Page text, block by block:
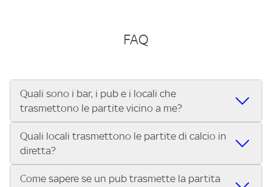
FAQ
Quali sono i bar, i pub e i locali che
trasmettono le partite vicino a me?
Se cerchi un bar, pub, ristorante o locale vicino a te per
vedere le partite di Serie A ENILIVE, la Serie C Sky Wifi, la
UEFA Champions League, la UEFA Europa League, la UEFA
Conference League, il Tennis, la Formula 1®, la MotoGP™ e
Quali locali trasmettono le partite di calcio in
diretta?
Vuoi sapere quali bar, pub o ristoranti mostrano le partite
Come sapere se un pub trasmette la partita